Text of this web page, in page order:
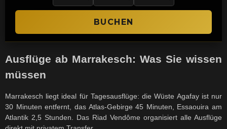
Ausflüge ab Marrakesch: Was Sie wissen
müssen
Marrakesch liegt ideal für Tagesausflüge: die Wüste Agafay ist nur
30 Minuten entfernt, das Atlas-Gebirge 45 Minuten, Essaouira am
Atlantik 2,5 Stunden. Das Riad Vendôme organisiert alle Ausflüge